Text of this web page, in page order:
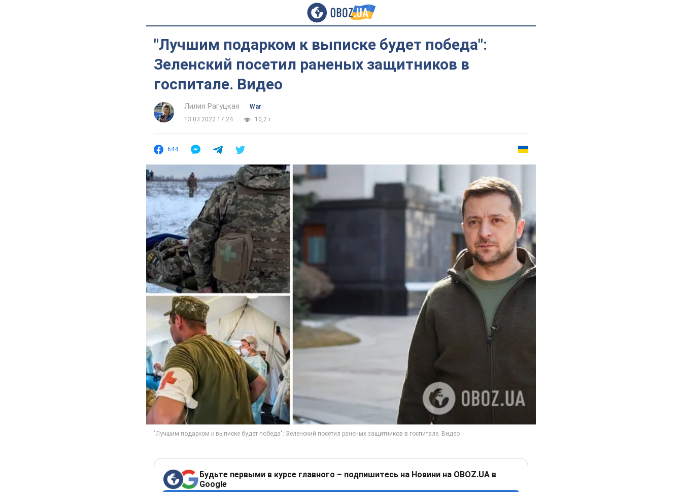
"Лучшим подарком к выписке будет победа":
Зеленский посетил раненых защитников в
госпитале. Видео
Лилия Рагуцкая
War
13.03.2022 17:24
10,2 т.
644
Будьте первыми в курсе главного – подпишитесь на Новини на OBOZ.UA в
Google